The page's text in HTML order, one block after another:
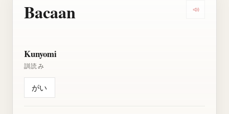
Bacaan
Kunyomi
訓読み
がい